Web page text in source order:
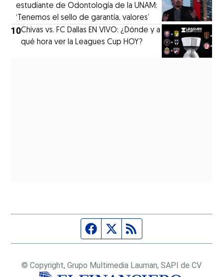
estudiante de Odontología de la UNAM:
‘Tenemos el sello de garantía, valores’
10Chivas vs. FC Dallas EN VIVO: ¿Dónde y a
qué hora ver la Leagues Cup HOY?
Página de Facebook
Fuente Twitter
© Copyright, Grupo Multimedia Lauman, SAPI de CV